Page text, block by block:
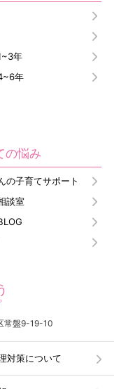
年
年
の悩み
の子育てサポート
談室
常盤9-19-10
対策について